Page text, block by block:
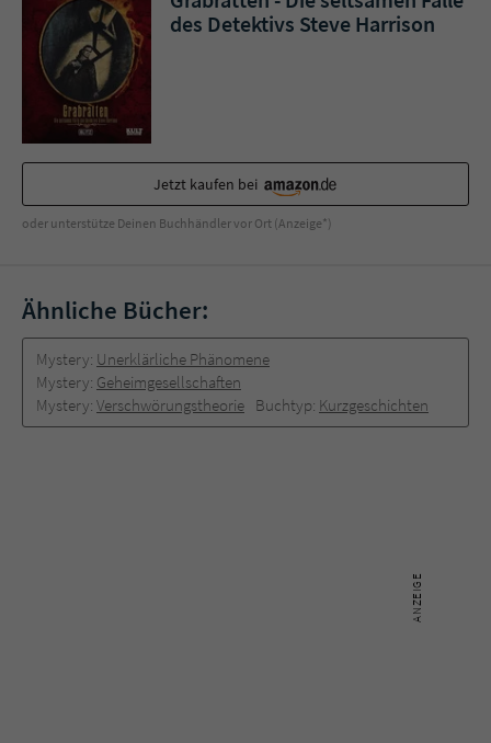
des Detektivs Steve Harrison
Jetzt kaufen bei
oder unterstütze Deinen Buchhändler vor Ort (Anzeige*)
Ähnliche Bücher:
Mystery: Unerklärliche Phänomene
Mystery: Geheimgesellschaften
Mystery: Verschwörungstheorie Buchtyp: Kurzgeschichten